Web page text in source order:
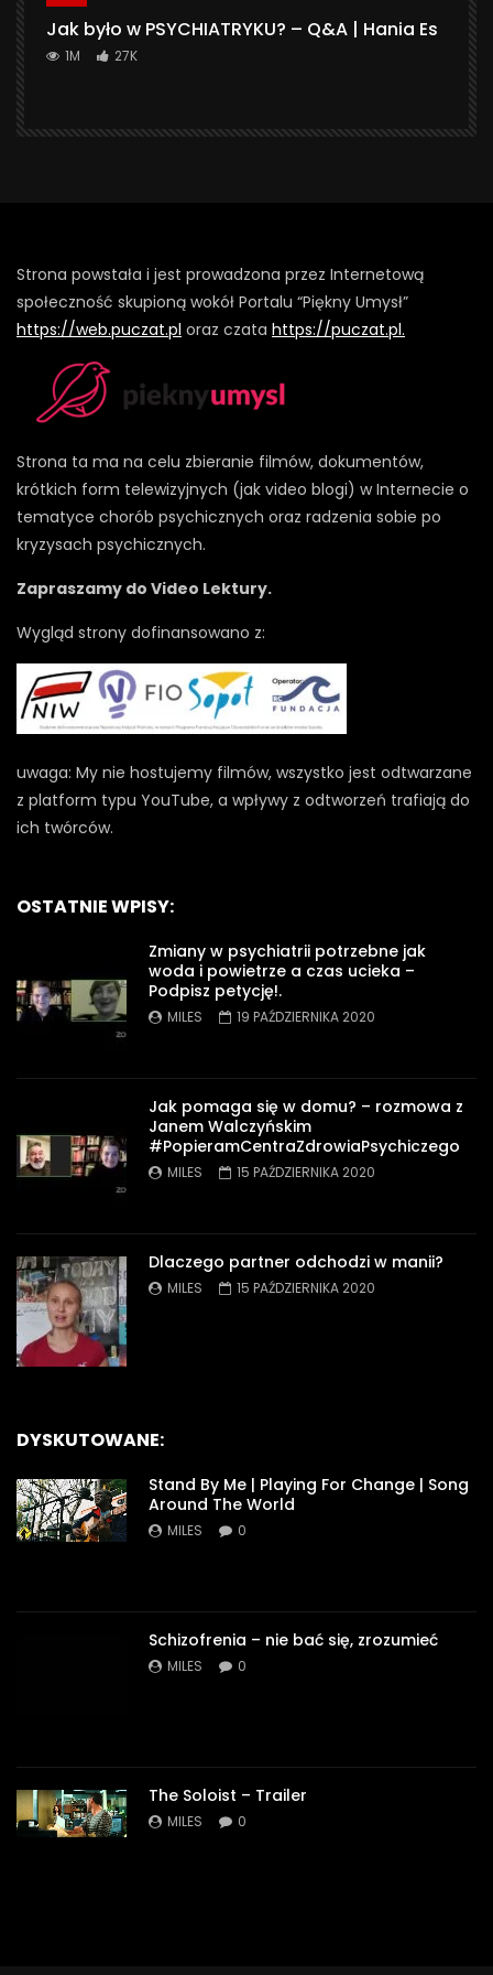
Jak było w PSYCHIATRYKU? – Q&A | Hania Es
1M 27K
Strona powstała i jest prowadzona przez Internetową
społeczność skupioną wokół Portalu “Piękny Umysł”
https://web.puczat.pl oraz czata https://puczat.pl.
Strona ta ma na celu zbieranie filmów, dokumentów,
krótkich form telewizyjnych (jak video blogi) w Internecie o
tematyce chorób psychicznych oraz radzenia sobie po
kryzysach psychicznych.
Zapraszamy do Video Lektury.
Wygląd strony dofinansowano z:
uwaga: My nie hostujemy filmów, wszystko jest odtwarzane
z platform typu YouTube, a wpływy z odtworzeń trafiają do
ich twórców.
OSTATNIE WPISY:
Zmiany w psychiatrii potrzebne jak
woda i powietrze a czas ucieka –
Podpisz petycję!.
MILES 19 PAŹDZIERNIKA 2020
Jak pomaga się w domu? – rozmowa z
Janem Walczyńskim
#PopieramCentraZdrowiaPsychiczego
MILES 15 PAŹDZIERNIKA 2020
Dlaczego partner odchodzi w manii?
MILES 15 PAŹDZIERNIKA 2020
DYSKUTOWANE:
Stand By Me | Playing For Change | Song
Around The World
MILES 0
Schizofrenia – nie bać się, zrozumieć
MILES 0
The Soloist – Trailer
MILES 0